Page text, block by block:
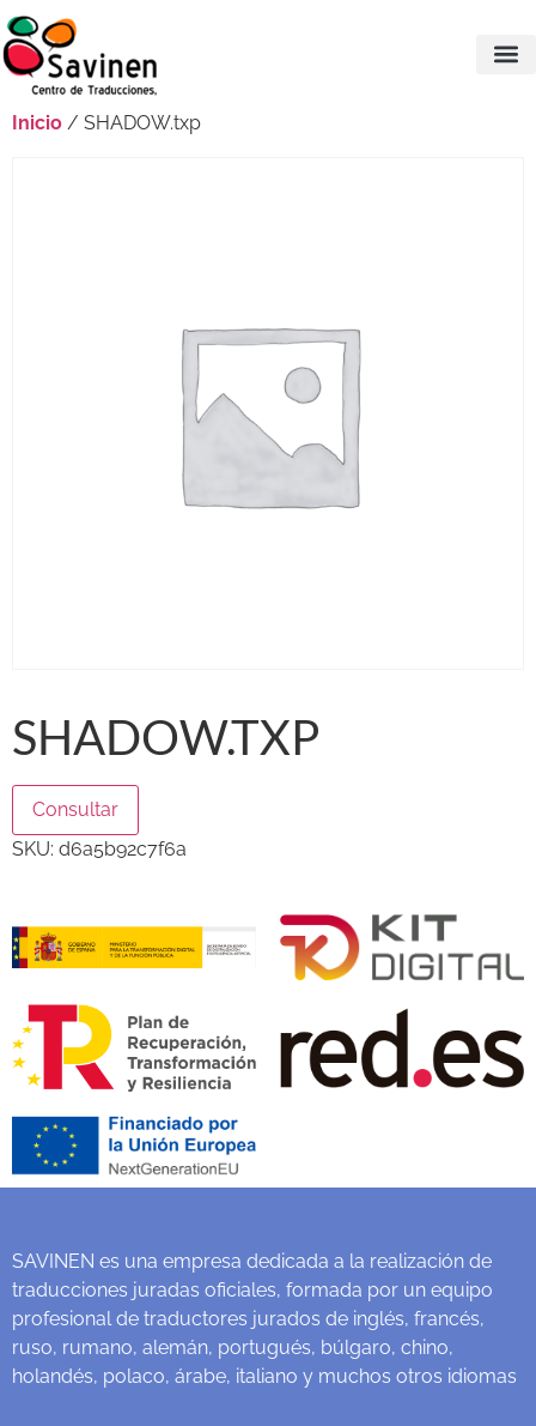
Inicio / SHADOW.txp
SHADOW.TXP
Consultar
SKU: d6a5b92c7f6a
SAVINEN es una empresa dedicada a la realización de
traducciones juradas oficiales, formada por un equipo
profesional de traductores jurados de inglés, francés,
ruso, rumano, alemán, portugués, búlgaro, chino,
holandés, polaco, árabe, italiano y muchos otros idiomas